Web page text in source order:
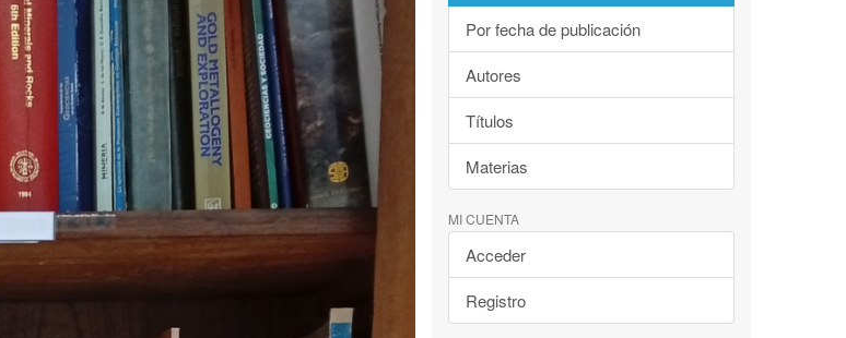
Por fecha de publicación
Autores
Títulos
Materias
MI CUENTA
Acceder
Registro